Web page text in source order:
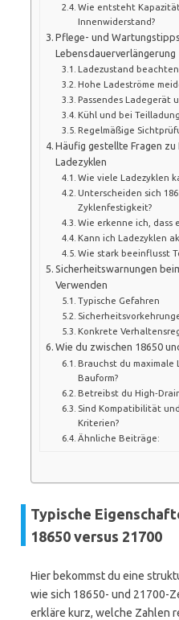
Wie entsteht
Innenwiderstand?
Pflege- und
Lebensdauerverlängerung
Ladezustand beachten
Hohe Ladeströme
Passendes Ladegerät
Kühl und bei
Regelmäßige
Häufig gestellte Fragen zu
Ladezyklen
Wie viele Ladezyklen
Unterscheiden sich
Zyklenfestigkeit?
Wie erkenne ich, dass
Kann ich Ladezyklen
Wie stark beeinflusst
Sicherheitswarnungen
Verwenden
Typische Gefahren
Konkrete
Wie du zwischen 18650
Brauchst du maximale
Bauform?
Betreibst du
Sind Kompatibilität
Kriterien?
Ähnliche Beiträge:
Typische
18650 versus 21700
Hier bekommst du eine
wie sich 18650- und 21700-
erkläre kurz, welche Zahlen